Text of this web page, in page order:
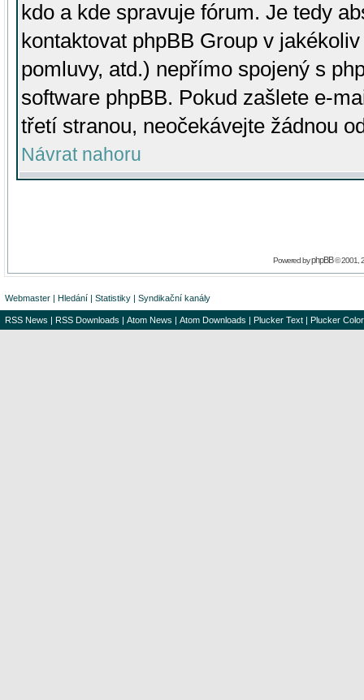
kdo a kde spravuje fórum. Je tedy
kontaktovat phpBB Group v
pomluvy, atd.) nepřímo spojený s
software phpBB. Pokud zašlete e-
třetí stranou, neočekávejte žádnou
Návrat nahoru
Powered byphpBB© 2001,
Webmaster | Hledání | Statistiky | Syndikační kanály
RSS News | RSS Downloads | Atom News | Atom Downloads | Plucker Text | Plucker Color